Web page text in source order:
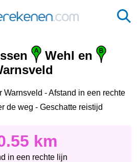
Wehl en
Warnsveld - Afstand in een rechte
de weg - Geschatte reistijd
km
in een rechte lijn